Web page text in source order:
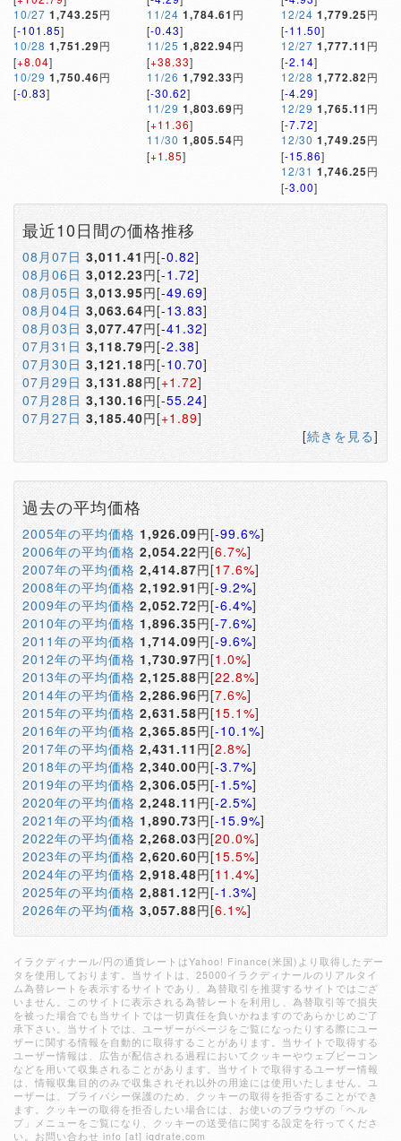
10/27 1,743.25円
[-101.85]
10/28 1,751.29円
[+8.04]
10/29 1,750.46円
[-0.83]
11/24 1,784.61 円
[-0.43]
11/25 1,822.94円
[+38.33]
11/26 1,792.33円
[-30.62]
11/29 1,803.69円
[+11.36]
11/30 1,805.54円
[+1.85]
12/24 1,779.25円
[-11.50]
12/27 1,777.11 円
[-2.14]
12/28 1,772.82円
[-4.29]
12/29 1,765.11 円
[-7.72]
12/30 1,749.25円
[-15.86]
12/31 1,746.25円
[-3.00]
最近10日間の価格推移
08月07日 3,011.41 円[-0.82]
08月06日 3,012.23円[-1.72]
08月05日 3,013.95円[-49.69]
08月04日 3,063.64円[-13.83]
08月03日 3,077.47円[-41.32]
07月31日 3,118.79円[-2.38]
07月30日 3,121.18円[-10.70]
07月29日 3,131.88円[+1.72]
07月28日 3,130.16円[-55.24]
07月27日 3,185.40円[+1.89]
[続きを見る]
過去の平均価格
2005年の平均価格 1,926.09円[-99.6%]
2006年の平均価格 2,054.22円[6.7%]
2007年の平均価格 2,414.87円[17.6%]
2008年の平均価格 2,192.91 円[-9.2%]
2009年の平均価格 2,052.72円[-6.4%]
2010年の平均価格 1,896.35円[-7.6%]
2011年の平均価格 1,714.09円[-9.6%]
2012年の平均価格 1,730.97円[1.0%]
2013年の平均価格 2,125.88円[22.8%]
2014年の平均価格 2,286.96円[7.6%]
2015年の平均価格 2,631.58円[15.1%]
2016年の平均価格 2,365.85円[-10.1%]
2017年の平均価格 2,431.11 円[2.8%]
2018年の平均価格 2,340.00円[-3.7%]
2019年の平均価格 2,306.05円[-1.5%]
2020年の平均価格 2,248.11 円[-2.5%]
2021年の平均価格 1,890.73円[-15.9%]
2022年の平均価格 2,268.03円[20.0%]
2023年の平均価格 2,620.60円[15.5%]
2024年の平均価格 2,918.48円[11.4%]
2025年の平均価格 2,881.12円[-1.3%]
2026年の平均価格 3,057.88円[6.1%]
イラクディナール/円の通貨レートはYahoo! Finance(米国)より取得したデー
タを使用しております。当サイトは、25000イラクディナールのリアルタイ
ム為替レートを表示するサイトであり、為替取引を推奨するサイトではござ
いません。このサイトに表示される為替レートを利用し、為替取引等で損失
を被った場合でも当サイトでは一切責任を負いかねますのであらかじめご了
承下さい。当サイトでは、ユーザーがページをご覧になったりする際にユー
ザーに関する情報を自動的に取得することがあります。当サイトで取得する
ユーザー情報は、広告が配信される過程においてクッキーやウェブビーコン
などを用いて収集されることがあります。当サイトで取得するユーザー情報
は、情報収集目的のみで収集されそれ以外の用途には使用いたしません。ユ
ーザーは、プライバシー保護のため、クッキーの取得を拒否することができ
ます。クッキーの取得を拒否したい場合には、お使いのブラウザの「ヘル
プ」メニューをご覧になり、クッキーの送受信に関する設定を行ってくださ
い。お問い合わせ info [at] iqdrate.com